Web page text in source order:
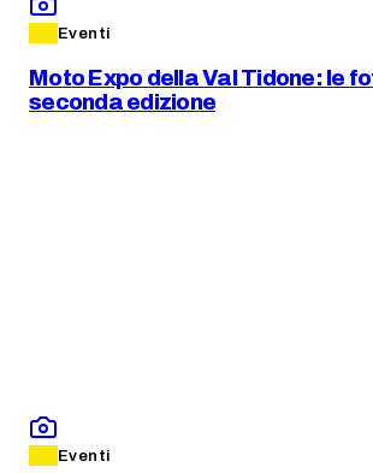
Eventi
Moto Expo della Val Tidone: le
seconda edizione
Eventi